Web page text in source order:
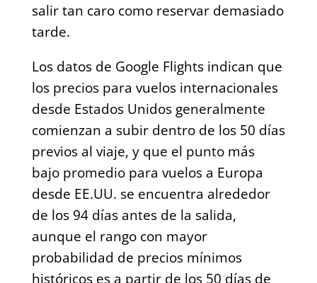
salir tan caro como reservar demasiado
tarde.
Los datos de Google Flights indican que
los precios para vuelos internacionales
desde Estados Unidos generalmente
comienzan a subir dentro de los 50 días
previos al viaje, y que el punto más
bajo promedio para vuelos a Europa
desde EE.UU. se encuentra alrededor
de los 94 días antes de la salida,
aunque el rango con mayor
probabilidad de precios mínimos
históricos es a partir de los 50 días de